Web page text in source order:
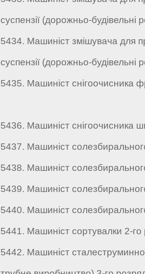
суспензії (дорожньо-будівельні
5434. Машиніст змішувача для
суспензії (дорожньо-будівельні
5435. Машиніст снігоочисника
5436. Машиніст снігоочисника
5437. Машиніст
5438. Машиніст
5439. Машиніст
5440. Машиніст
5441. Машиніст сортувалки 2-го
5442. Машиніст